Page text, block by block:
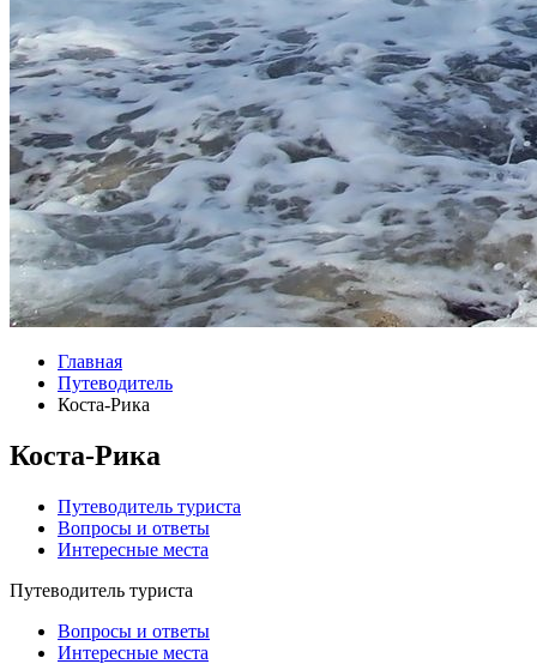
Главная
Путеводитель
Коста-Рика
Коста-Рика
Путеводитель туриста
Вопросы и ответы
Интересные места
Путеводитель туриста
Вопросы и ответы
Интересные места